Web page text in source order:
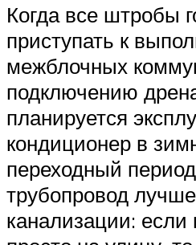
Когда все штробы
приступать к
межблочных
подключению
планируется
кондиционер в
переходный
трубопровод
канализации: если